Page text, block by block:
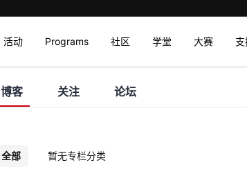
活动 Programs 社区 学堂 大赛
博客 关注 论坛
全部 暂无专栏分类